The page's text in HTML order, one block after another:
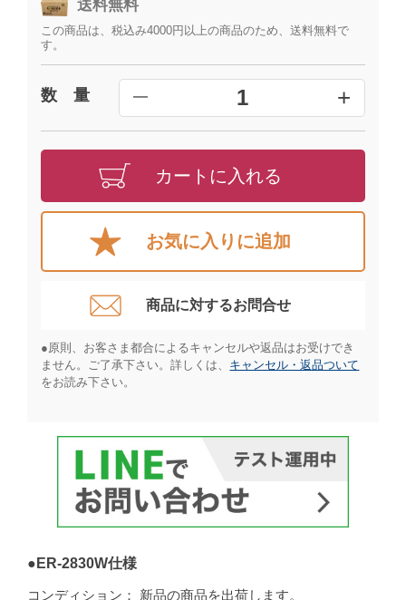
送料無料
この商品は、税込み4000円以上の商品のため、送料無料で
す。
数 量 ━ 1 +
カートに入れる
お気に入りに追加
商品に対するお問合せ​
●原則、お客さま都合によるキャンセルや返品はお受けでき
ません。ご了承下さい。詳しくは、 キャンセル・返品ついて
をお読み下さい。​
●ER-2830W仕様
コンディション：
新品の商品を出荷します。